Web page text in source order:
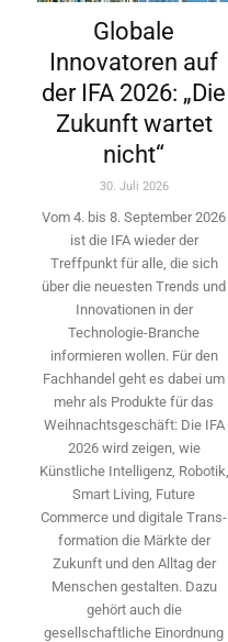
Globale
Innovatoren auf
der IFA 2026: „Die
Zukunft wartet
nicht“
30. Juli 2026
Vom 4. bis 8. September 2026
ist die IFA wieder der
Treffpunkt für alle, die sich
über die neuesten Trends und
Innovationen in der
Technologie-­Branche
informieren wollen. Für den
Fachhandel geht es dabei um
mehr als Produkte für das
Weihnachtsgeschäft: Die IFA
2026 wird ­zeigen, wie
Künstliche Intelligenz, Robotik,
Smart Living, Future
Commerce und digitale Trans­
formation die Märkte der
Zukunft und den Alltag der
Menschen gestalten. Dazu
gehört auch die
gesellschaftliche Einordnung